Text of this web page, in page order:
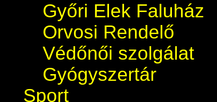
Győri Elek Faluház
Orvosi Rendelő
Védőnői szolgálat
Gyógyszertár
Sport